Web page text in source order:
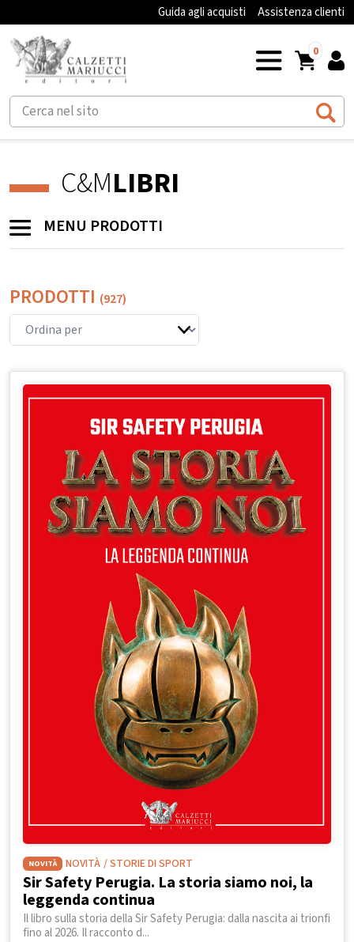
Guida agli acquisti Assistenza clienti
0
C&MLIBRI
MENU PRODOTTI
PRODOTTI (927)
NOVITÀ NOVITÀ / STORIE DI SPORT
Sir Safety Perugia. La storia siamo noi, la
leggenda continua
Il libro sulla storia della Sir Safety Perugia: dalla nascita ai trionfi
fino al 2026. Il racconto d...